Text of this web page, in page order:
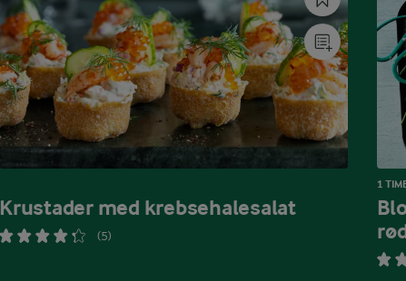
Krustader med krebsehalesalat
(5)
1